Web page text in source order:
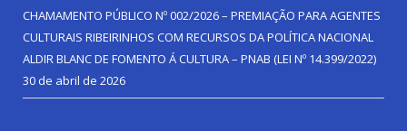
CHAMAMENTO PÚBLICO Nº 002/2026 – PREMIAÇÃO PARA AGENTES
CULTURAIS RIBEIRINHOS COM RECURSOS DA POLÍTICA NACIONAL
ALDIR BLANC DE FOMENTO Á CULTURA – PNAB (LEI Nº 14.399/2022)
30 de abril de 2026